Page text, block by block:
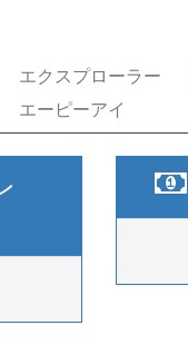
エクスプローラー
エーピーアイ